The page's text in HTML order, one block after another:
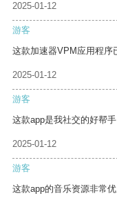
2025-01-12
游客
这款加速器VPM应用程序
2025-01-12
游客
这款app是我社交的好帮
2025-01-12
游客
这款app的音乐资源非常